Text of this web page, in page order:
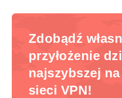
Zdobądź
przyłożenie
najszybszej
sieci VPN!